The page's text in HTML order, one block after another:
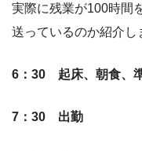
実際に残業が100時間
送っているのか紹介し
6：30 起床、朝食、
7：30 出勤